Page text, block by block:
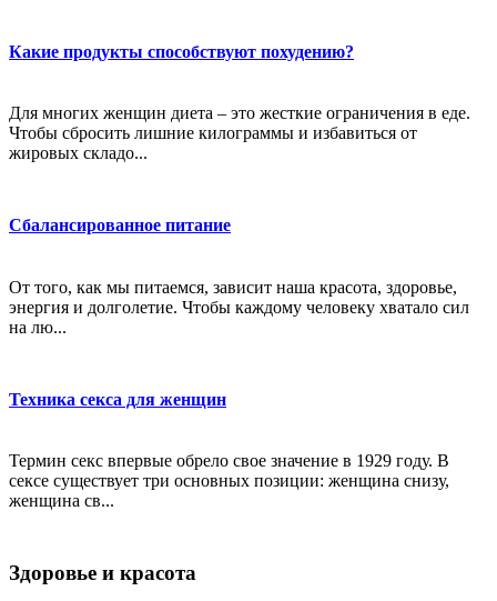
Какие продукты способствуют похудению?
Для многих женщин диета – это жесткие ограничения в еде.
Чтобы сбросить лишние килограммы и избавиться от
жировых складо...
Сбалансированное питание
От того, как мы питаемся, зависит наша красота, здоровье,
энергия и долголетие. Чтобы каждому человеку хватало сил
на лю...
Техника секса для женщин
Термин секс впервые обрело свое значение в 1929 году. В
сексе существует три основных позиции: женщина снизу,
женщина св...
Здоровье и красота